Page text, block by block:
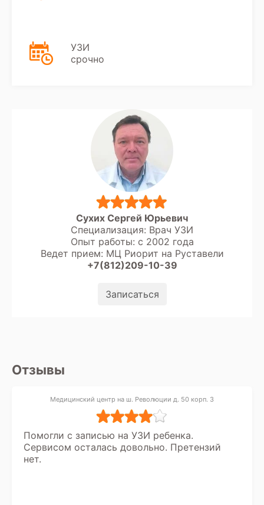
диагноста.
УЗИ
срочно
Сухих Сергей Юрьевич
Специализация: Врач УЗИ
Опыт работы: с 2002 года
Ведет прием: МЦ Риорит на Руставели
+7(812)209-10-39
Записаться
Отзывы
Медицинский центр на ш. Революции д. 50 корп. 3
Помогли с записью на УЗИ ребенка.
Сервисом осталась довольно. Претензий
нет.